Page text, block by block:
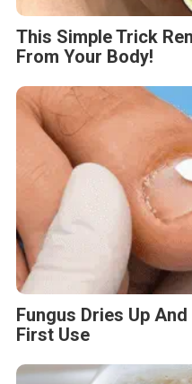
This Simple Trick
From Your Body!
Fungus Dries Up
First Use